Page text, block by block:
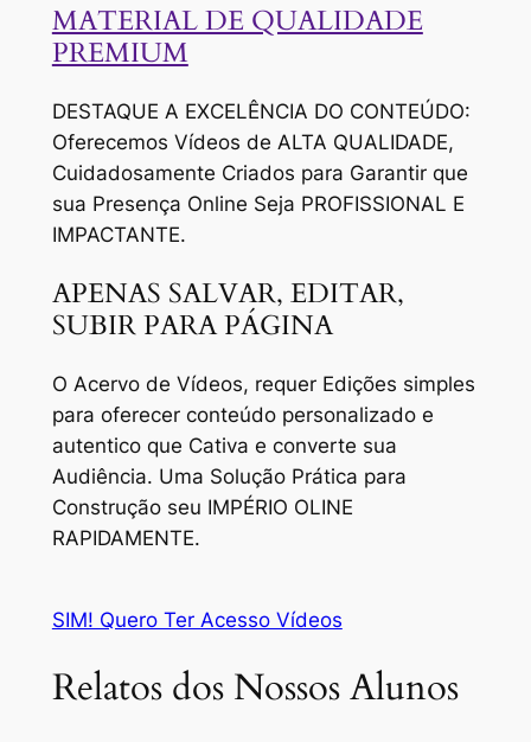
MATERIAL DE QUALIDADE
PREMIUM
DESTAQUE A EXCELÊNCIA DO CONTEÚDO:
Oferecemos Vídeos de ALTA QUALIDADE,
Cuidadosamente Criados para Garantir que
sua Presença Online Seja PROFISSIONAL E
IMPACTANTE.
APENAS SALVAR, EDITAR,
SUBIR PARA PÁGINA
O Acervo de Vídeos, requer Edições simples
para oferecer conteúdo personalizado e
autentico que Cativa e converte sua
Audiência. Uma Solução Prática para
Construção seu IMPÉRIO OLINE
RAPIDAMENTE.
SIM! Quero Ter Acesso Vídeos
Relatos dos Nossos Alunos